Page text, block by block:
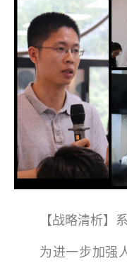
【战略清析】
为进一步加强